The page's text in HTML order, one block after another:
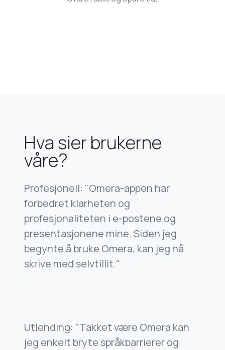
Hva sier brukerne
våre?
Profesjonell: "Omera-appen har
forbedret klarheten og
profesjonaliteten i e-postene og
presentasjonene mine. Siden jeg
begynte å bruke Omera, kan jeg nå
skrive med selvtillit."
Utlending: "Takket være Omera kan
jeg enkelt bryte språkbarrierer og